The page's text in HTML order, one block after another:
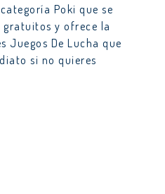
Poki que se
gratuitos y ofrece la
Juegos De Lucha que
si no quieres